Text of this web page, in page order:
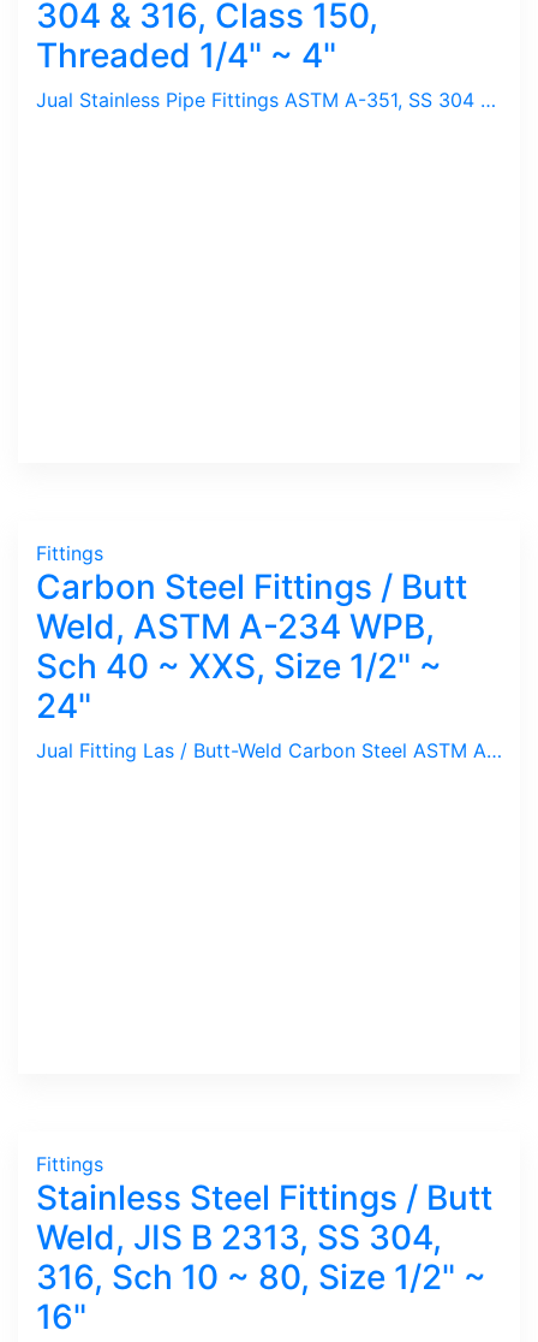
304 & 316, Class 150,
Threaded 1/4" ~ 4"
Jual Stainless Pipe Fittings ASTM A-351, SS 304 & 316 / Elbow, Tee, Reducer, Bushing, Union, Nipple, Socket, Cross, Cap, Class 150 dengan Drat / Ulir BSPT. Ukuran 1/4", 1/2", 3/4", 1", 11/4", 11/2", 2", 3", 4". Merek ONK ex-Jepang dan Ta Chen ex-Taiwan. Sambungan pipa ini ideal untuk tekanan rendah dan di-gunakan untuk applikasi Anti-Karat.
Fittings
Carbon Steel Fittings / Butt
Weld, ASTM A-234 WPB,
Sch 40 ~ XXS, Size 1/2" ~
24"
Jual Fitting Las / Butt-Weld Carbon Steel ASTM A-234 WPB, ANSI B-16.9 / Elbow, Tee, Reducer, Cross, Cap, Sch. 40, 80, Standard, XS, XXS. Ukuran 1/2" s/d 24". Merek Benkan. Fittings Las ini ideal untuk tekanan tinggi dan di-gunakan untuk media Uap, Air, Udara, Gas, Minyak untuk ukuran besar.
Fittings
Stainless Steel Fittings / Butt
Weld, JIS B 2313, SS 304,
316, Sch 10 ~ 80, Size 1/2" ~
16"